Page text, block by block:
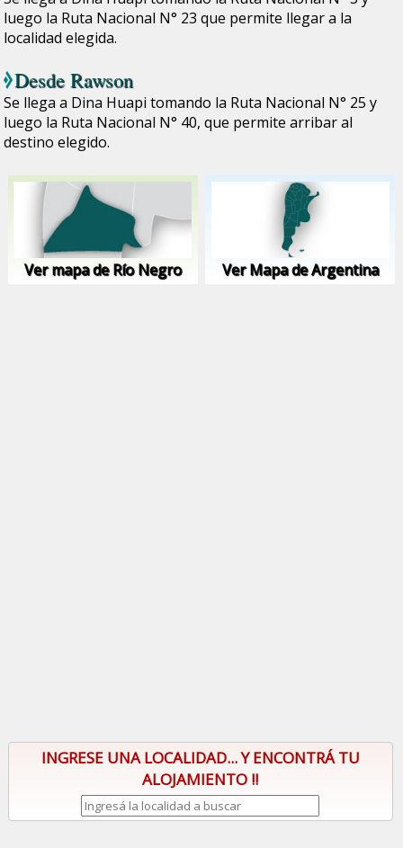
luego la Ruta Nacional N° 23 que permite llegar a la
localidad elegida.
DesdeRawson
Se llega a Dina Huapi tomando la Ruta Nacional N° 25 y
luego la Ruta Nacional N° 40, que permite arribar al
destino elegido.
Ver mapa de Río Negro Ver Mapa de Argentina
INGRESE UNA LOCALIDAD... Y ENCONTRÁ TU
ALOJAMIENTO !!